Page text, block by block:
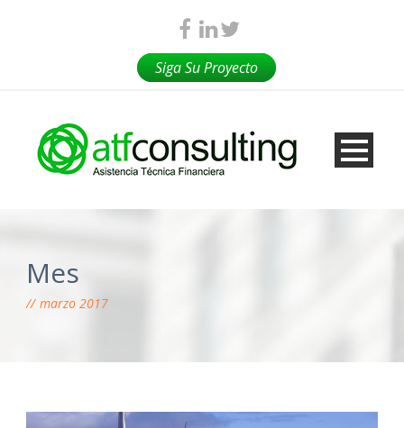
Siga Su Proyecto
Mes
marzo 2017